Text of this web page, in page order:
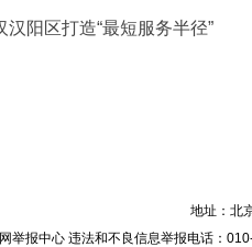
阳区打造“最短服务半径”
地址：北
举报中心违法和不良信息举报电话：